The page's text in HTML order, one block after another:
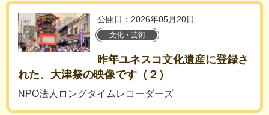
公開日：2026年05月20日
文化・芸術
昨年ユネスコ文化遺産に登録さ
れた、大津祭の映像です（２）
NPO法人ロングタイムレコーダーズ